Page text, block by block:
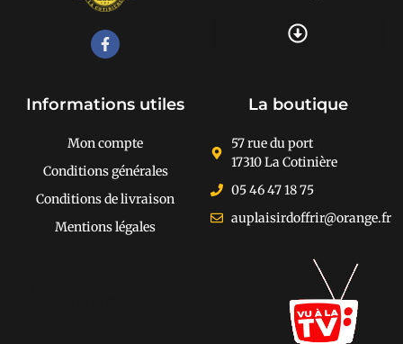
Informations utiles
Mon compte
Conditions générales
Conditions de livraison
Mentions légales
La boutique
57 rue du port
17310 La Cotinière
05 46 47 18 75
auplaisirdoffrir@orange.fr